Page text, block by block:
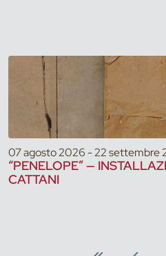
07 agosto 2026 - 22 settembre
“PENELOPE” —
CATTANI